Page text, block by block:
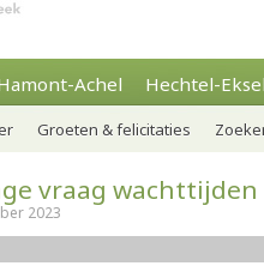
Achel Hechtel-
Groeten & felicitaties
vraag
2023